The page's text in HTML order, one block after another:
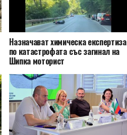
Назначават химическа експертиза
по катастрофата със загинал на
Шипка моторист